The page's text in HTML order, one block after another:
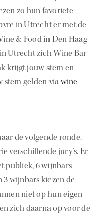
zo hun favoriete
in Utrecht er met de
& Food in Den Haag
Utrecht zich Wine Bar
krijgt jouw stem en
stem gelden viawine-
de volgende ronde.
verschillende jury’s. Er
publiek, 6 wijnbars
wijnbars kiezen de
niet op hun eigen
zich daarna op voor de